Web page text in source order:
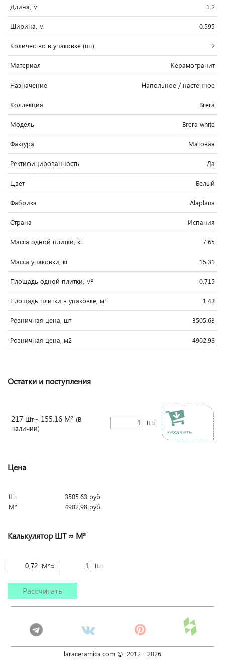
Длина, м 1.2
Ширина, м 0.595
Количество в упаковке (шт) 2
Материал Керамогранит
Назначение Напольное / настенное
Коллекция Brera
Модель Brera white
Фактура Матовая
Ректифицированность Да
Цвет Белый
Фабрика Alaplana
Страна Испания
Масса одной плитки, кг 7.65
Масса упаковки, кг 15.31
Площадь одной плитки, м² 0.715
Площадь плитки в упаковке, м² 1.43
Розничная цена, шт 3505.63
Розничная цена, м2 4902.98
Остатки и поступления
217 Шт~ 155.16 М² (В
наличии)
Шт
заказать
Цена
Шт 3505.63 руб.
М²
4902,98 руб.
Калькулятор ШТ ≈ М²
М²≈ Шт
Рассчитать
laraceramica.com © 2012 - 2026